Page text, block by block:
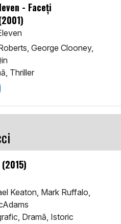
- Faceți
George Clooney,
Thriller
Keaton, Mark Ruffalo,
Dramă, Istoric